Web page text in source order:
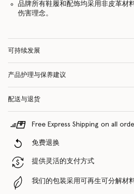
品牌所有鞋履和配饰均采用非皮革材
伤害理念。
可持续发展
产品护理与保养建议
配送与退货
Free Express Shipping on all
免费退换
提供灵活的支付方式
我们的包装采用可再生可分解材